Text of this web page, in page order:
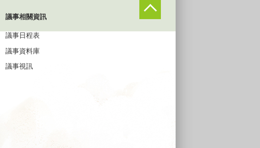
議事相關資訊
議事日程表
議事資料庫
議事視訊